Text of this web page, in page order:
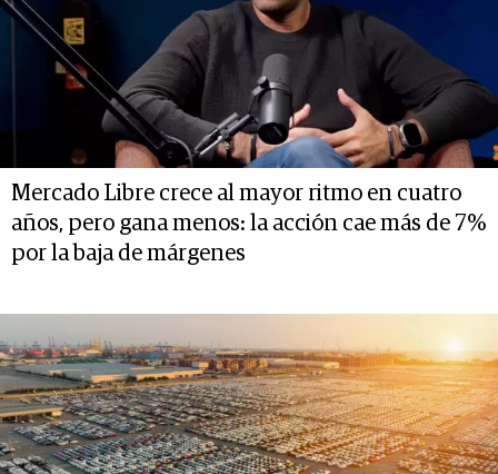
Mercado Libre crece al mayor ritmo en cuatro
años, pero gana menos: la acción cae más de 7%
por la baja de márgenes